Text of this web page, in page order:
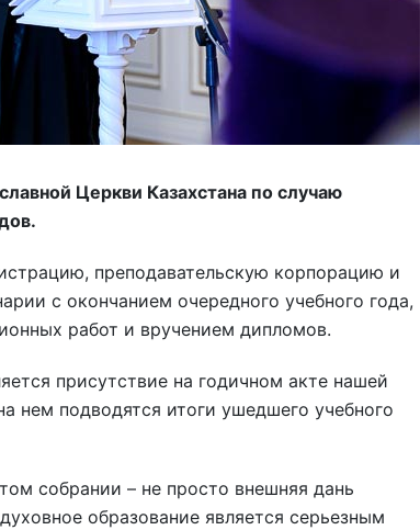
Церкви Казахстана по случаю
преподавательскую корпорацию и
с окончанием очередного учебного года,
работ и вручением дипломов.
присутствие на годичном акте нашей
подводятся итоги ушедшего учебного
собрании – не просто внешняя дань
образование является серьезным